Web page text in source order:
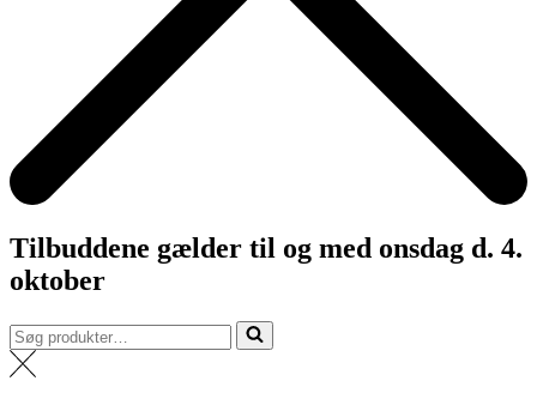
Tilbuddene gælder til og med onsdag d. 4.
oktober
Søg
efter...